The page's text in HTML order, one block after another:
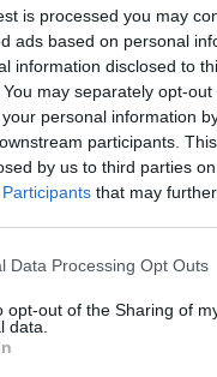
is processed you may
ads based on personal
information disclosed to
may separately opt-
personal information
participants.
by us to third parties
that may
Data Processing Opt Outs
opt-out of the Sharing of
data.
Caçadors de
30 de juliol de 2026
Carrega més